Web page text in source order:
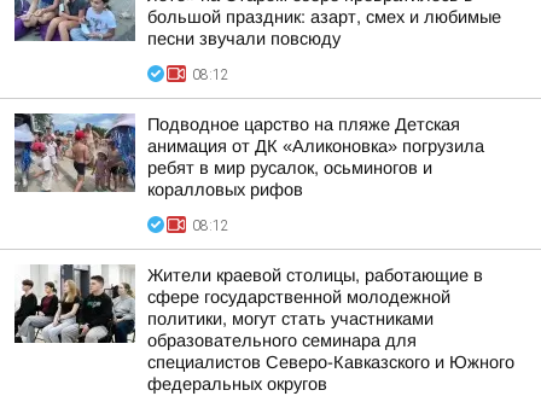
большой праздник: азарт, смех и любимые
песни звучали повсюду
08:12
Подводное царство на пляже Детская
анимация от ДК «Аликоновка» погрузила
ребят в мир русалок, осьминогов и
коралловых рифов
08:12
Жители краевой столицы, работающие в
сфере государственной молодежной
политики, могут стать участниками
образовательного семинара для
специалистов Северо-Кавказского и Южного
федеральных округов